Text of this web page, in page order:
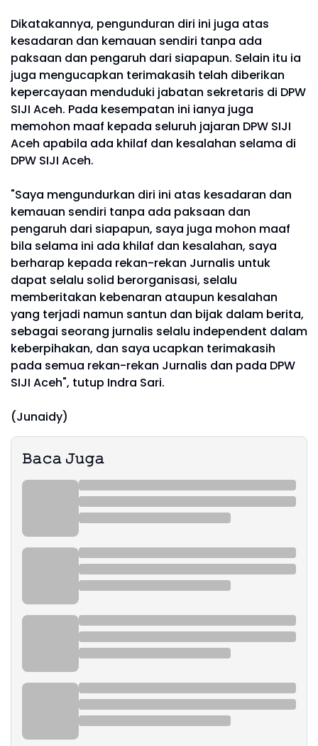
Dikatakannya, pengunduran diri ini juga atas
kesadaran dan kemauan sendiri tanpa ada
paksaan dan pengaruh dari siapapun. Selain itu ia
juga mengucapkan terimakasih telah diberikan
kepercayaan menduduki jabatan sekretaris di DPW
SIJI Aceh. Pada kesempatan ini ianya juga
memohon maaf kepada seluruh jajaran DPW SIJI
Aceh apabila ada khilaf dan kesalahan selama di
DPW SIJI Aceh.
"Saya mengundurkan diri ini atas kesadaran dan
kemauan sendiri tanpa ada paksaan dan
pengaruh dari siapapun, saya juga mohon maaf
bila selama ini ada khilaf dan kesalahan, saya
berharap kepada rekan-rekan Jurnalis untuk
dapat selalu solid berorganisasi, selalu
memberitakan kebenaran ataupun kesalahan
yang terjadi namun santun dan bijak dalam berita,
sebagai seorang jurnalis selalu independent dalam
keberpihakan, dan saya ucapkan terimakasih
pada semua rekan-rekan Jurnalis dan pada DPW
SIJI Aceh", tutup Indra Sari.
(Junaidy)
𝙱𝚊𝚌𝚊 𝙹𝚞𝚐𝚊